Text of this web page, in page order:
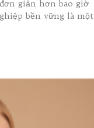
giản hơn bao giờ
bền vững là một